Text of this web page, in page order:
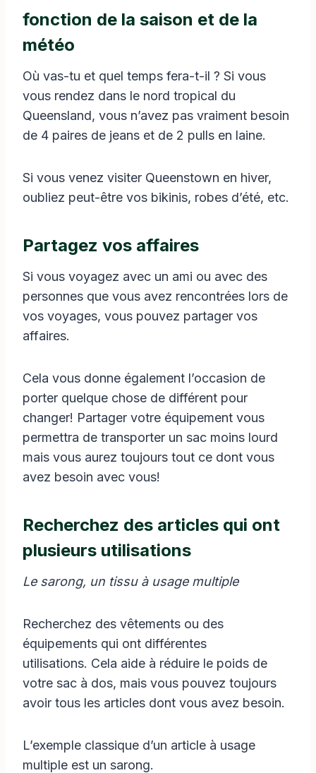
fonction de la saison et de la
météo
Où vas-tu et quel temps fera-t-il ? Si vous
vous rendez dans le nord tropical du
Queensland, vous n’avez pas vraiment besoin
de 4 paires de jeans et de 2 pulls en laine.
Si vous venez visiter Queenstown en hiver,
oubliez peut-être vos bikinis, robes d’été, etc.
Partagez vos affaires
Si vous voyagez avec un ami ou avec des
personnes que vous avez rencontrées lors de
vos voyages, vous pouvez partager vos
affaires.
Cela vous donne également l’occasion de
porter quelque chose de différent pour
changer! Partager votre équipement vous
permettra de transporter un sac moins lourd
mais vous aurez toujours tout ce dont vous
avez besoin avec vous!
Recherchez des articles qui ont
plusieurs utilisations
Le sarong, un tissu à usage multiple
Recherchez des vêtements ou des
équipements qui ont différentes
utilisations. Cela aide à réduire le poids de
votre sac à dos, mais vous pouvez toujours
avoir tous les articles dont vous avez besoin.
L’exemple classique d’un article à usage
multiple est un sarong.